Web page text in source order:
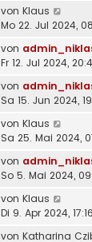
von Klaus
Mo 22. Jul 2024,
von
Fr 12. Jul 2024,
von
Sa 15. Jun 2024,
von Klaus
Sa 25. Mai 2024,
von
So 5. Mai 2024,
von Klaus
Di 9. Apr 2024, 17:16
von Katharina